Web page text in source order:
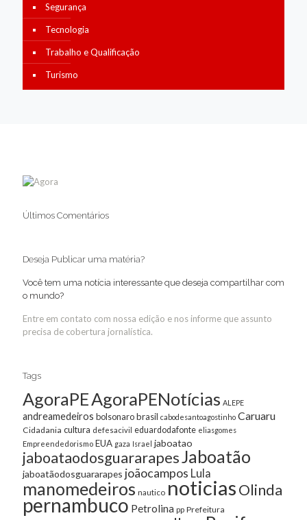
Segurança
Tecnologia
Trabalho e Qualificação
Turismo
Últimos Comentários
Deseja Publicar uma matéria?
Você tem uma notícia interessante que deseja compartilhar com
o mundo?
Entre em contato com nossa edição e nos informe que assunto
precisa de cobertura jornalística.
Tags
AgoraPEAgoraPENotícias ALEPE
andreamedeiros bolsonarobrasil cabodesantoagostinho Caruaru
Cidadania cultura defesacivil eduardodafonte eliasgomes
Empreendedorismo EUA gaza Israel jaboatao
jaboataodosguararapesJaboatão
jaboatãodosguararapes joãocampos Lula
manomedeiros nautico noticiasOlinda
pernambuco Petrolina pp Prefeitura